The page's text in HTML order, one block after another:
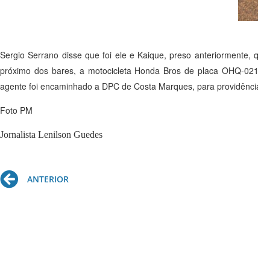
Sergio Serrano disse que foi ele e Kaique, preso
próximo dos bares, a motocicleta Honda Bros de placa OHQ-
agente foi encaminhado a DPC de Costa Marques, para
Foto PM
Jornalista Lenilson Guedes
Prev
ANTERIOR